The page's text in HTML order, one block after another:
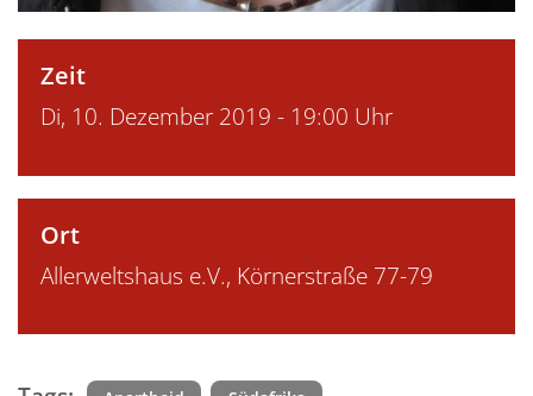
Zeit
Di, 10. Dezember 2019 - 19:00 Uhr
Ort
Allerweltshaus e.V., Körnerstraße 77-79